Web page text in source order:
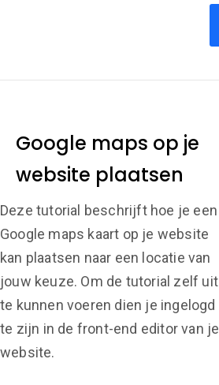
Google maps op je
website plaatsen
Deze tutorial beschrijft hoe je een
Google maps kaart op je website
kan plaatsen naar een locatie van
jouw keuze. Om de tutorial zelf uit
te kunnen voeren dien je ingelogd
te zijn in de front-end editor van je
website.